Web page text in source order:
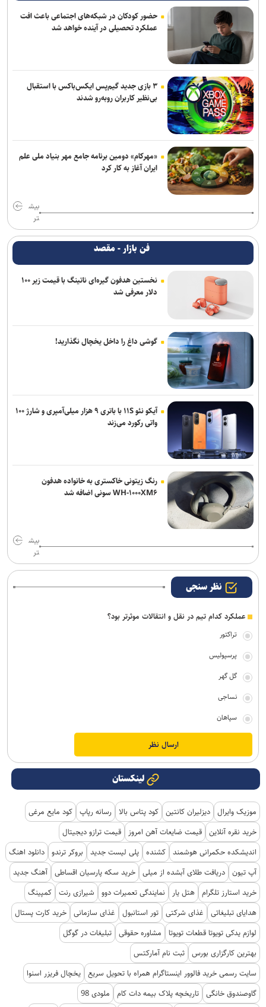
حضور کودکان در شبکه‌های اجتماعی باعث افت
عملکرد تحصیلی در آینده خواهد شد
۳ بازی جدید گیم‌پس ایکس‌باکس با استقبال
بی‌نظیر کاربران روبه‌رو شدند
«مهرکام» دومین برنامه جامع مهر بنیاد ملی علم
ایران آغاز به کار کرد
بیش
تر
فن بازار - مقصد
نخستین هدفون گیره‌ای ناتینگ با قیمت زیر ۱۰۰
دلار معرفی شد
گوشی داغ را داخل یخچال نگذارید!
آیکو نئو ۱۱S با باتری ۹ هزار میلی‌آمپری و شارژ ۱۰۰
واتی رکورد می‌زند
رنگ زیتونی خاکستری به خانواده هدفون
WH-۱۰۰۰XM۶ سونی اضافه شد
بیش
تر
نظر سنجی
عملکرد کدام تیم در نقل و انتقالات موثرتر بود؟
تراکتور
پرسپولیس
گل گهر
نساجی
سپاهان
لینکستان
موزیک وایرال دیزلیران کانتین کود پتاس بالا رسانه رپاپ کود مایع مرغی
خرید نقره آنلاین قیمت ضایعات آهن امروز
قیمت ترازو دیجیتال
اندیشکده حکمرانی هوشمند کشنده پلی لیست جدید بروکر ترندو دانلود اهنگ
آپ تیون دریافت طلای آبشده از میلی خرید سکه پارسیان اقساطی آهنگ جدید
خرید استارز تلگرام هتل یار نمایندگی تعمیرات دوو شیرازی رنت کمپینگ
هدایای تبلیغاتی
غذای شرکتی تور استانبول غذای سازمانی خرید کارت پستال
لوازم یدکی تویوتا قطعات تویوتا
مشاوره حقوقی تبلیغات در گوگل
بهترین کارگزاری بورس ثبت نام آمارکتس
سایت رسمی خرید فالوور اینستاگرام همراه با تحویل سریع یخچال فریزر اسنوا
گاوصندوق خانگی تاریخچه پلاک بیمه دات کام ملودی 98